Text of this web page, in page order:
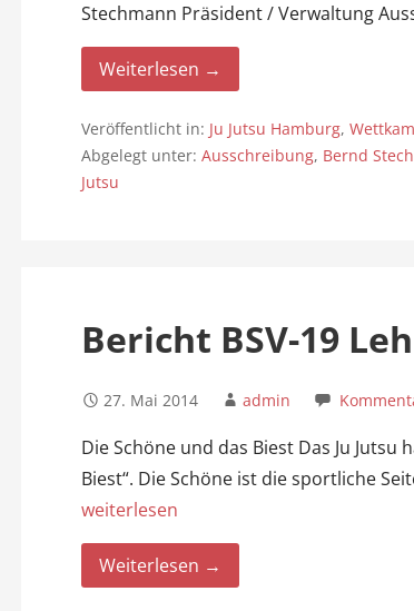
Stechmann Präsident / Verwaltung
Weiterlesen →
Veröffentlicht in: Ju Jutsu Hamburg,
Abgelegt unter: Ausschreibung, Bernd
Jutsu
Bericht BSV-19
27. Mai 2014 admin
Die Schöne und das Biest Das Ju Jutsu
Biest“. Die Schöne ist die sportliche
weiterlesen
Weiterlesen →